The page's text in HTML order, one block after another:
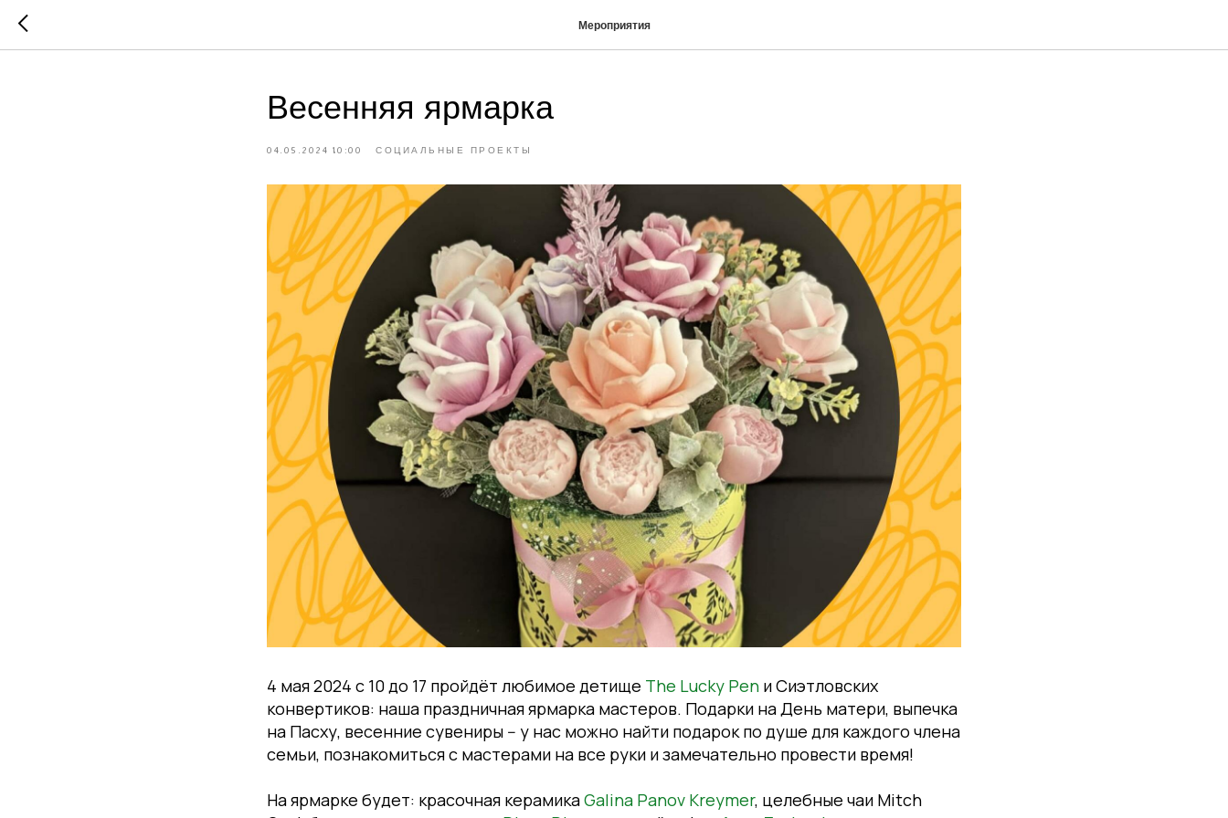
Мероприятия
Весенняя ярмарка
04.05.2024 10:00 СОЦИАЛЬНЫЕ ПРОЕКТЫ
4 мая 2024 с 10 до 17 пройдёт любимое детище The Lucky Pen и Сиэтловских
конвертиков: наша праздничная ярмарка мастеров. Подарки на День матери, выпечка
на Пасху, весенние сувениры -- у нас можно найти подарок по душе для каждого члена
семьи, познакомиться с мастерами на все руки и замечательно провести время!
На ярмарке будет: красочная керамикаGalina Panov Kreymer, целебные чаи Mitch